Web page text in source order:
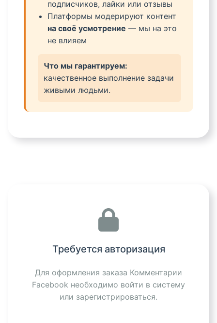
подписчиков, лайки или отзывы
Платформы модерируют контент
на своё усмотрение — мы на это
не влияем
Что мы гарантируем:
качественное выполнение задачи
живыми людьми.
Требуется авторизация
Для оформления заказа Комментарии
Facebook необходимо войти в систему
или зарегистрироваться.